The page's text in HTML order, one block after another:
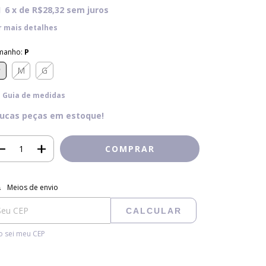
6 x de R$28,32 sem juros
mais detalhes
P
M G
Guia de medidas
peças em estoque!
para o CEP:
Meios de envio
CALCULAR
sei meu CEP